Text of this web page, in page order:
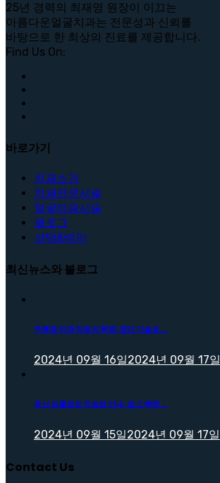
25년 경력의 최재영 원장이 이끄는
아름다운얼굴치과는 전문성과 신뢰를
바탕으로 한 최상의 진료를 제공합니다.
Find Us On:
바로가기
치과소개
치과전문시술
얼굴미용시술
블로그
상담&예약
최신뉴스와 블로그
무통증 치과 치료의 혁명: 첨단 기술로 ...
2024년 09월 16일2024년 09월 17일
최신 임플란트 치료법 안내: 쉽고 빠른 ...
2024년 09월 15일2024년 09월 17일
Contact Us